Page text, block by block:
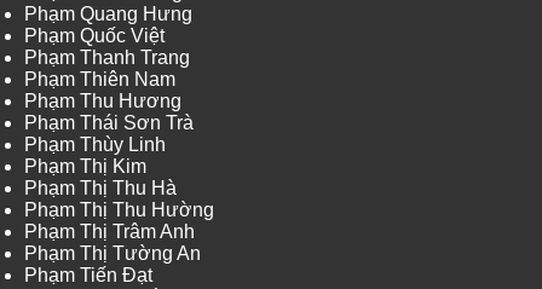
Phạm Quang Hưng
Phạm Quốc Việt
Phạm Thanh Trang
Phạm Thiên Nam
Phạm Thu Hương
Phạm Thái Sơn Trà
Phạm Thùy Linh
Phạm Thị Kim
Phạm Thị Thu Hà
Phạm Thị Thu Hường
Phạm Thị Trâm Anh
Phạm Thị Tường An
Phạm Tiến Đạt